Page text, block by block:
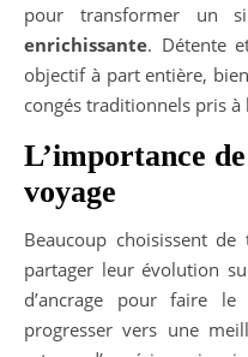
pour transformer un
enrichissante. Détente
objectif à part entière,
congés traditionnels pris à
L’importance
voyage
Beaucoup choisissent
partager leur évolution
d’ancrage pour faire
progresser vers une